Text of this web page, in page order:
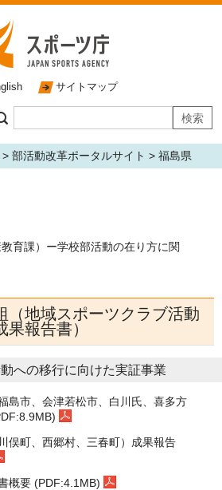
サイトマップ
> 部活動改革ポータルサイト > 福島県
育課）ー学校部活動の在り方に関
（地域スポーツクラブ活動
報告書）
への移行に向けた実証事業
島市、会津若松市、白川氏、喜多方
俣町、西郷村、三春町）成果報告
概要 (PDF:4.1MB)